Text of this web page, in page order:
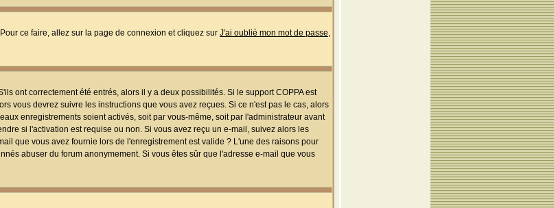
ce faire, allez sur la page de connexion et cliquez sur J'ai oublié mon mot de passe,
ont correctement été entrés, alors il y a deux possibilités. Si le support COPPA est
vous devrez suivre les instructions que vous avez reçues. Si ce n'est pas le cas, alors
enregistrements soient activés, soit par vous-même, soit par l'administrateur avant
si l'activation est requise ou non. Si vous avez reçu un e-mail, suivez alors les
que vous avez fournie lors de l'enregistrement est valide ? L'une des raisons pour
abuser du forum anonymement. Si vous êtes sûr que l'adresse e-mail que vous